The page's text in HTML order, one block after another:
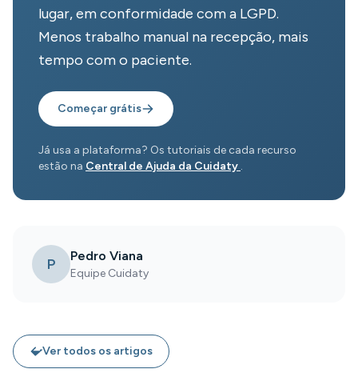
lugar, em conformidade com a LGPD.
Menos trabalho manual na recepção, mais
tempo com o paciente.
Começar grátis
Já usa a plataforma? Os tutoriais de cada recurso
estão na Central de Ajuda da Cuidaty .
P Pedro Viana
Equipe Cuidaty
Ver todos os artigos